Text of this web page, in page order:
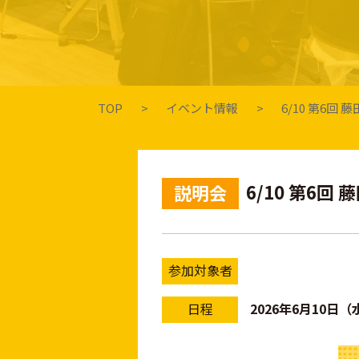
TOP イベント情報 6/10 第6回 藤
説明会 6/10 第6回
参加対象者
日程
2026年6月10日（